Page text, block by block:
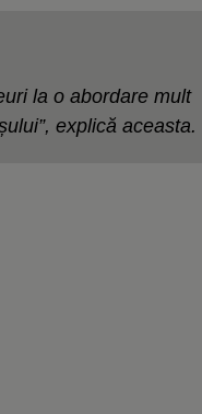
la o abordare mult
explică aceasta.